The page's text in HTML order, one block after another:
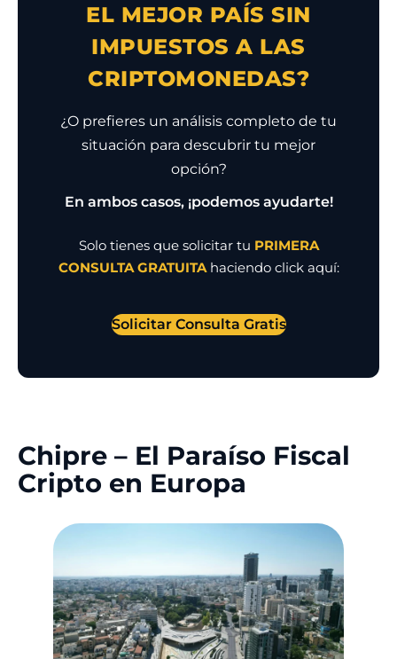
EL MEJOR PAÍS SIN
IMPUESTOS A LAS
CRIPTOMONEDAS?
¿O prefieres un análisis completo de tu
situación para descubrir tu mejor
opción?
En ambos casos, ¡podemos ayudarte!
Solo tienes que solicitar tu PRIMERA
CONSULTA GRATUITAhaciendo click aquí:
Solicitar Consulta Gratis
Chipre – El Paraíso Fiscal
Cripto en Europa